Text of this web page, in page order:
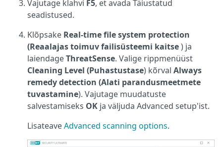
Vajutage klahvi F5, et avada Täiustatud
seadistused.
Klõpsake Real-time file system protection
(Reaalajas toimuv failisüsteemi kaitse) ja
laiendageThreatSense. Valige rippmenüüst
Cleaning Level (Puhastustase) kõrval Always
remedy detection (Alati parandusmeetmete
tuvastamine). Vajutage muudatuste
salvestamiseks OK ja väljuda Advanced setup'ist.
LisateaveAdvanced scanning options.